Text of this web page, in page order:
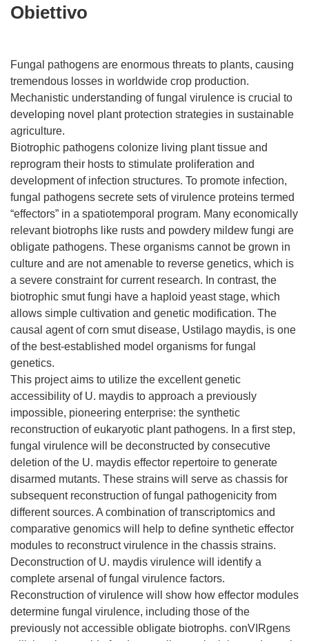
Obiettivo
Fungal pathogens are enormous threats to plants, causing
tremendous losses in worldwide crop production.
Mechanistic understanding of fungal virulence is crucial to
developing novel plant protection strategies in sustainable
agriculture.
Biotrophic pathogens colonize living plant tissue and
reprogram their hosts to stimulate proliferation and
development of infection structures. To promote infection,
fungal pathogens secrete sets of virulence proteins termed
“effectors” in a spatiotemporal program. Many economically
relevant biotrophs like rusts and powdery mildew fungi are
obligate pathogens. These organisms cannot be grown in
culture and are not amenable to reverse genetics, which is
a severe constraint for current research. In contrast, the
biotrophic smut fungi have a haploid yeast stage, which
allows simple cultivation and genetic modification. The
causal agent of corn smut disease, Ustilago maydis, is one
of the best-established model organisms for fungal
genetics.
This project aims to utilize the excellent genetic
accessibility of U. maydis to approach a previously
impossible, pioneering enterprise: the synthetic
reconstruction of eukaryotic plant pathogens. In a first step,
fungal virulence will be deconstructed by consecutive
deletion of the U. maydis effector repertoire to generate
disarmed mutants. These strains will serve as chassis for
subsequent reconstruction of fungal pathogenicity from
different sources. A combination of transcriptomics and
comparative genomics will help to define synthetic effector
modules to reconstruct virulence in the chassis strains.
Deconstruction of U. maydis virulence will identify a
complete arsenal of fungal virulence factors.
Reconstruction of virulence will show how effector modules
determine fungal virulence, including those of the
previously not accessible obligate biotrophs. conVIRgens